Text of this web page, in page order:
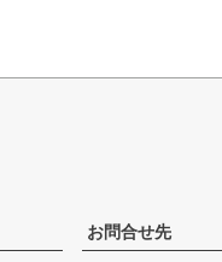
お問合せ先